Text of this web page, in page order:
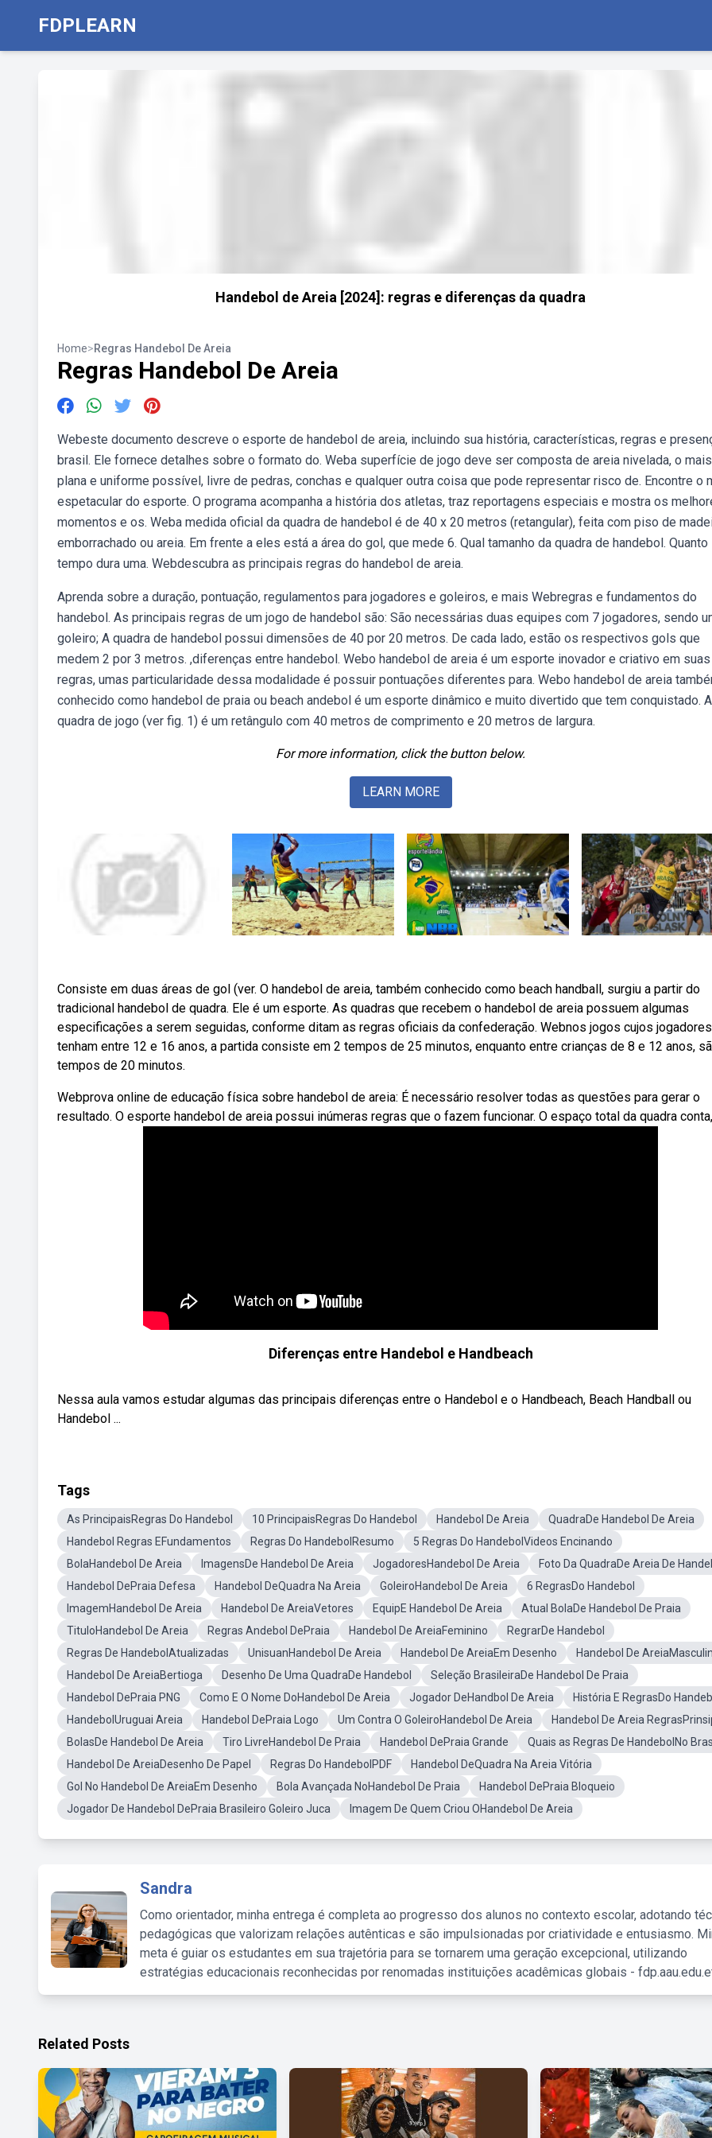
FDPLEARN
Handebol de Areia [2024]: regras e diferenças da quadra
Home>Regras Handebol De Areia
Regras Handebol De Areia
Webeste documento descreve o esporte de handebol de areia, incluindo sua história, características, regras e
brasil. Ele fornece detalhes sobre o formato do. Weba superfície de jogo deve ser composta de areia nivelada, o mais
plana e uniforme possível, livre de pedras, conchas e qualquer outra coisa que pode representar risco de. Encontre o
espetacular do esporte. O programa acompanha a história dos atletas, traz reportagens especiais e mostra os
momentos e os. Weba medida oficial da quadra de handebol é de 40 x 20 metros (retangular), feita com piso de
emborrachado ou areia. Em frente a eles está a área do gol, que mede 6. Qual tamanho da quadra de handebol. Quanto
tempo dura uma. Webdescubra as principais regras do handebol de areia.
Aprenda sobre a duração, pontuação, regulamentos para jogadores e goleiros, e mais Webregras e fundamentos do
handebol. As principais regras de um jogo de handebol são: São necessárias duas equipes com 7 jogadores, sendo
goleiro; A quadra de handebol possui dimensões de 40 por 20 metros. De cada lado, estão os respectivos gols que
medem 2 por 3 metros. ,diferenças entre handebol. Webo handebol de areia é um esporte inovador e criativo em suas
regras, umas particularidade dessa modalidade é possuir pontuações diferentes para. Webo handebol de areia
conhecido como handebol de praia ou beach andebol é um esporte dinâmico e muito divertido que tem conquistado. A
quadra de jogo (ver fig. 1) é um retângulo com 40 metros de comprimento e 20 metros de largura.
For more information, click the button below.
LEARN MORE
Consiste em duas áreas de gol (ver. O handebol de areia, também conhecido como beach handball, surgiu a partir do
tradicional handebol de quadra. Ele é um esporte. As quadras que recebem o handebol de areia possuem algumas
especificações a serem seguidas, conforme ditam as regras oficiais da confederação. Webnos jogos cujos jogadores
tenham entre 12 e 16 anos, a partida consiste em 2 tempos de 25 minutos, enquanto entre crianças de 8 e 12 anos,
tempos de 20 minutos.
Webprova online de educação física sobre handebol de areia: É necessário resolver todas as questões para gerar o
resultado. O esporte handebol de areia possui inúmeras regras que o fazem funcionar. O espaço total da quadra
Diferenças entre Handebol e Handbeach
Nessa aula vamos estudar algumas das principais diferenças entre o Handebol e o Handbeach, Beach Handball ou
Handebol ...
Tags
As PrincipaisRegras Do Handebol 10 PrincipaisRegras Do Handebol Handebol De Areia
QuadraDe Handebol De Areia
Handebol Regras EFundamentos
Regras Do HandebolResumo
5 Regras Do HandebolVideos Encinando
BolaHandebol De Areia
ImagensDe Handebol De Areia JogadoresHandebol De Areia
Foto Da QuadraDe Areia De
Handebol DePraia Defesa
Handebol DeQuadra Na Areia GoleiroHandebol De Areia
6 RegrasDo Handebol
ImagemHandebol De Areia
Handebol De AreiaVetores EquipE Handebol De Areia
Atual BolaDe Handebol De Praia
TituloHandebol De Areia
Regras Andebol DePraia Handebol De AreiaFeminino
RegrarDe Handebol
Regras De HandebolAtualizadas
UnisuanHandebol De Areia Handebol De AreiaEm Desenho
Handebol De
Handebol De AreiaBertioga
Desenho De Uma QuadraDe Handebol
Seleção BrasileiraDe Handebol De Praia
Handebol DePraia PNG
Como E O Nome DoHandebol De Areia Jogador DeHandbol De Areia
História E RegrasDo
HandebolUruguai Areia
Handebol DePraia Logo Um Contra O GoleiroHandebol De Areia
Handebol De Areia
BolasDe Handebol De Areia
Tiro LivreHandebol De Praia Handebol DePraia Grande
Quais as Regras De HandebolNo
Handebol De AreiaDesenho De Papel
Regras Do HandebolPDF
Handebol DeQuadra Na Areia Vitória
Gol No Handebol De AreiaEm Desenho
Bola Avançada NoHandebol De Praia
Handebol DePraia Bloqueio
Jogador De Handebol DePraia Brasileiro Goleiro Juca
Imagem De Quem Criou OHandebol De Areia
Sandra
Como orientador, minha entrega é completa ao progresso dos alunos no contexto escolar, adotando
pedagógicas que valorizam relações autênticas e são impulsionadas por criatividade e entusiasmo.
meta é guiar os estudantes em sua trajetória para se tornarem uma geração excepcional, utilizando
estratégias educacionais reconhecidas por renomadas instituições acadêmicas globais -
Related Posts